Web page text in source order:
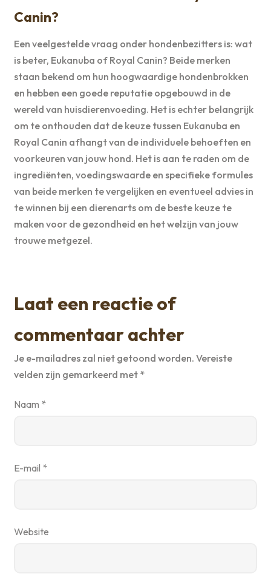
Canin?
Een veelgestelde vraag onder hondenbezitters is: wat
is beter, Eukanuba of Royal Canin? Beide merken
staan bekend om hun hoogwaardige hondenbrokken
en hebben een goede reputatie opgebouwd in de
wereld van huisdierenvoeding. Het is echter belangrijk
om te onthouden dat de keuze tussen Eukanuba en
Royal Canin afhangt van de individuele behoeften en
voorkeuren van jouw hond. Het is aan te raden om de
ingrediënten, voedingswaarde en specifieke formules
van beide merken te vergelijken en eventueel advies in
te winnen bij een dierenarts om de beste keuze te
maken voor de gezondheid en het welzijn van jouw
trouwe metgezel.
Laat een reactie of
commentaar achter
Je e-mailadres zal niet getoond worden. Vereiste
velden zijn gemarkeerd met *
Naam *
E-mail *
Website